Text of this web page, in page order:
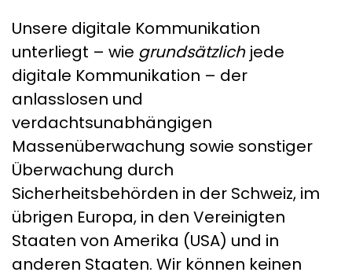
Unsere digitale Kommunikation
unterliegt – wie grundsätzlichjede
digitale Kommunikation – der
anlasslosen und
verdachtsunabhängigen
Massenüberwachung sowie sonstiger
Überwachung durch
Sicherheitsbehörden in der Schweiz, im
übrigen Europa, in den Vereinigten
Staaten von Amerika (USA) und in
anderen Staaten. Wir können keinen